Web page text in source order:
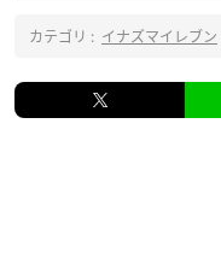
カテゴリ : イナズマイレブン